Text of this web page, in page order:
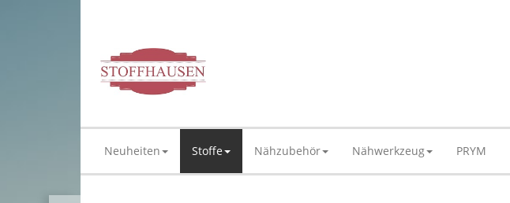
Neuheiten Stoffe Nähzubehör Nähwerkzeug PRYM